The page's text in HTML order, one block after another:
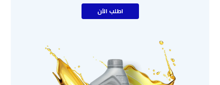
اطلب الآن